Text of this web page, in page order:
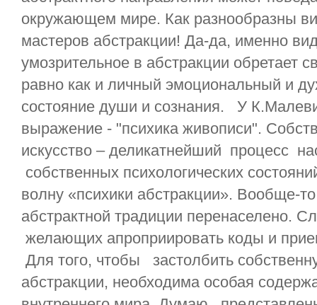
окружающем мире. Как разнообразны
мастеров абстракции! Да-да, именно
умозрительное в абстракции обретает
равно как и личный эмоциональный и
состояние души и сознания. У
выражение - "психика живописи".
искусство – деликатнейший процесс
собственных психологических
волну «психики абстракции». Вообще-
абстрактной традиции перенаселено.
желающих апроприировать коды и
Для того, чтобы застолбить
абстракции, необходима особая